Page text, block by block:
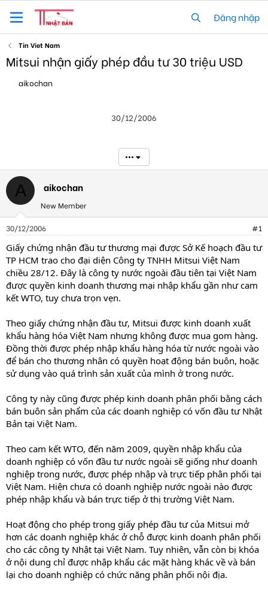
Đăng nhập
Tin Viet Nam
Mitsui nhận giấy phép đầu tư 30 triệu USD
h
r
e
r
aikochan
30/12/2006
•••
A aikochan
New Member
30/12/2006 #1
Giấy chứng nhận đầu tư thương mại được Sở Kế hoạch đầu tư
TP HCM trao cho đại diện Công ty TNHH Mitsui Việt Nam
chiều 28/12. Đây là công ty nước ngoài đầu tiên tại Việt Nam
được quyền kinh doanh thương mại nhập khẩu gần như cam
kết WTO, tuy chưa trọn vẹn.
Theo giấy chứng nhận đầu tư, Mitsui được kinh doanh xuất
khẩu hàng hóa Việt Nam nhưng không được mua gom hàng.
Đồng thời được phép nhập khẩu hàng hóa từ nước ngoài vào
để bán cho thương nhân có quyền hoạt động bán buôn, hoặc
sử dụng vào quá trình sản xuất của mình ở trong nước.
Công ty này cũng được phép kinh doanh phân phối bằng cách
bán buôn sản phẩm của các doanh nghiệp có vốn đầu tư Nhật
Bản tại Việt Nam.
Theo cam kết WTO, đến năm 2009, quyền nhập khẩu của
doanh nghiệp có vốn đầu tư nước ngoài sẽ giống như doanh
nghiệp trong nước, được phép nhập và trực tiếp phân phối tại
Việt Nam. Hiện chưa có doanh nghiệp nước ngoài nào được
phép nhập khẩu và bán trực tiếp ở thị trường Việt Nam.
Hoạt động cho phép trong giấy phép đầu tư của Mitsui mở
hơn các doanh nghiệp khác ở chỗ được kinh doanh phân phối
cho các công ty Nhật tại Việt Nam. Tuy nhiên, vẫn còn bị khóa
ở nội dung chỉ được nhập khẩu các mặt hàng khác về và bán
lại cho doanh nghiệp có chức năng phân phối nội địa.